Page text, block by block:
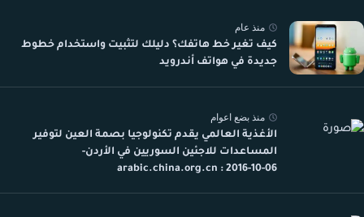
منذ عام
كيف تغير خط هاتفك؟ دليلك لتثبيت واستخدام خطوط
جديدة في هواتف أندرويد
منذ بضع اعوام
الأغذية العالمي يقدم تكنولوجيا بصمة العين لتوفير
المساعدات للاجئين السوريين في الأردن-
arabic.china.org.cn : 2016-10-06